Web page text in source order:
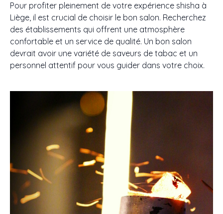
Pour profiter pleinement de votre expérience shisha à
Liège, il est crucial de choisir le bon salon. Recherchez
des établissements qui offrent une atmosphère
confortable et un service de qualité. Un bon salon
devrait avoir une variété de saveurs de tabac et un
personnel attentif pour vous guider dans votre choix.